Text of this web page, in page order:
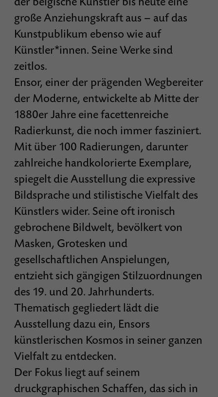
große Anziehungskraft aus – auf das
Kunstpublikum ebenso wie auf
Künstler*innen. Seine Werke sind
zeitlos.
Ensor, einer der prägenden Wegbereiter
der Moderne, entwickelte ab Mitte der
1880er Jahre eine facettenreiche
Radierkunst, die noch immer fasziniert.
Mit über 100 Radierungen, darunter
zahlreiche handkolorierte Exemplare,
spiegelt die Ausstellung die expressive
Bildsprache und stilistische Vielfalt des
Künstlers wider. Seine oft ironisch
gebrochene Bildwelt, bevölkert von
Masken, Grotesken und
gesellschaftlichen Anspielungen,
entzieht sich gängigen Stilzuordnungen
des 19. und 20. Jahrhunderts.
Thematisch gegliedert lädt die
Ausstellung dazu ein, Ensors
künstlerischen Kosmos in seiner ganzen
Vielfalt zu entdecken.
Der Fokus liegt auf seinem
druckgraphischen Schaffen, das sich in